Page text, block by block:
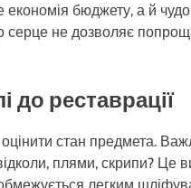
бюджету, а й
не дозволяє
до реставрації
стан предмета.
плями, скрипи? Це